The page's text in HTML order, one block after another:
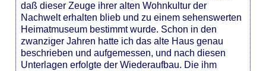
daß dieser Zeuge ihrer alten Wohnkultur der
Nachwelt erhalten blieb und zu einem sehenswerten
Heimatmuseum bestimmt wurde. Schon in den
zwanziger Jahren hatte ich das alte Haus genau
beschrieben und aufgemessen, und nach diesen
Unterlagen erfolgte der Wiederaufbau. Die ihm